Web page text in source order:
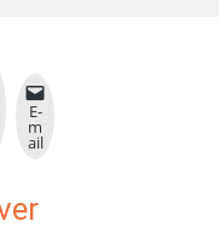
E-
m
ail